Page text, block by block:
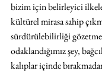
bizim için belirleyici
kültürel mirasa sahip
sürdürülebilirliği
odaklandığımız şey,
kalıplar içinde